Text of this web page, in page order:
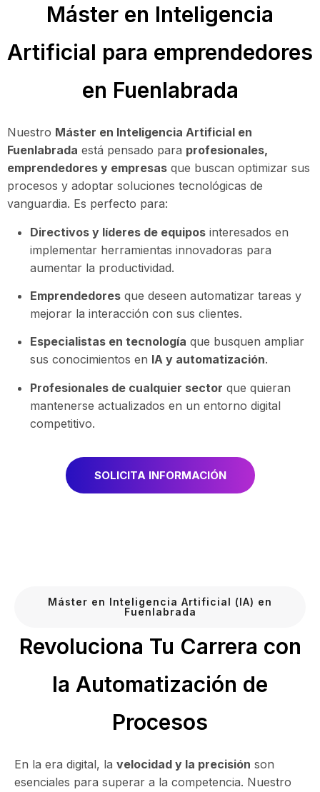
Máster en Inteligencia
Artificial para emprendedores
en Fuenlabrada
Nuestro Máster en Inteligencia Artificial en
Fuenlabrada está pensado para profesionales,
emprendedores y empresas que buscan optimizar sus
procesos y adoptar soluciones tecnológicas de
vanguardia. Es perfecto para:
Directivos y líderes de equipos interesados en
implementar herramientas innovadoras para
aumentar la productividad.
Emprendedores que deseen automatizar tareas y
mejorar la interacción con sus clientes.
Especialistas en tecnología que busquen ampliar
sus conocimientos en IA y automatización.
Profesionales de cualquier sector que quieran
mantenerse actualizados en un entorno digital
competitivo.
SOLICITA INFORMACIÓN
Máster en Inteligencia Artificial (IA) en
Fuenlabrada
Revoluciona Tu Carrera con
la Automatización de
Procesos
En la era digital, la velocidad y la precisión son
esenciales para superar a la competencia. Nuestro